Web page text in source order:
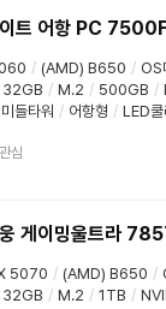
이트 어항 PC
/ (AMD) B650 / OS
32GB / M.2 / 500GB /
미들타워 / 어항형 / LED쿨
관심
웅 게이밍울트라
5070 / (AMD) B650 /
32GB / M.2 / 1TB /